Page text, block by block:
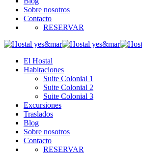
Sobre nosotros
Contacto
RESERVAR
El Hostal
Habitaciones
Suite Colonial 1
Suite Colonial 2
Suite Colonial 3
Excursiones
Traslados
Blog
Sobre nosotros
Contacto
RESERVAR